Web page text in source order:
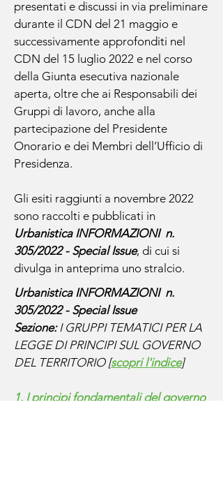
presentati e discussi in via preliminare
durante il CDN del 21 maggio e
successivamente approfonditi nel
CDN del 15 luglio 2022 e nel corso
della Giunta esecutiva nazionale
aperta, oltre che ai Responsabili dei
Gruppi di lavoro, anche alla
partecipazione del Presidente
Onorario e dei Membri dell’Ufficio di
Presidenza.
Gli esiti raggiunti a novembre 2022
sono raccolti e pubblicati in
Urbanistica INFORMAZIONI n.
305/2022 - Special Issue, di cui si
divulga in anteprima uno stralcio.
Urbanistica INFORMAZIONI n.
305/2022 - Special Issue
Sezione:I GRUPPI TEMATICI PER LA
LEGGE DI PRINCIPI SUL GOVERNO
DEL TERRITORIO [scopri l'indice]
1. I principi fondamentali del governo